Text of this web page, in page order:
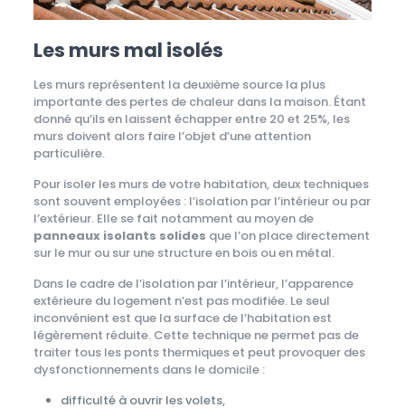
Les murs mal isolés
Les murs représentent la deuxième source la plus
importante des pertes de chaleur dans la maison. Étant
donné qu’ils en laissent échapper entre 20 et 25%, les
murs doivent alors faire l’objet d’une attention
particulière.
Pour isoler les murs de votre habitation, deux techniques
sont souvent employées : l’isolation par l’intérieur ou par
l’extérieur. Elle se fait notamment au moyen de
panneaux isolants solides que l’on place directement
sur le mur ou sur une structure en bois ou en métal.
Dans le cadre de l’isolation par l’intérieur, l’apparence
extérieure du logement n’est pas modifiée. Le seul
inconvénient est que la surface de l’habitation est
légèrement réduite. Cette technique ne permet pas de
traiter tous les ponts thermiques et peut provoquer des
dysfonctionnements dans le domicile :
difficulté à ouvrir les volets,